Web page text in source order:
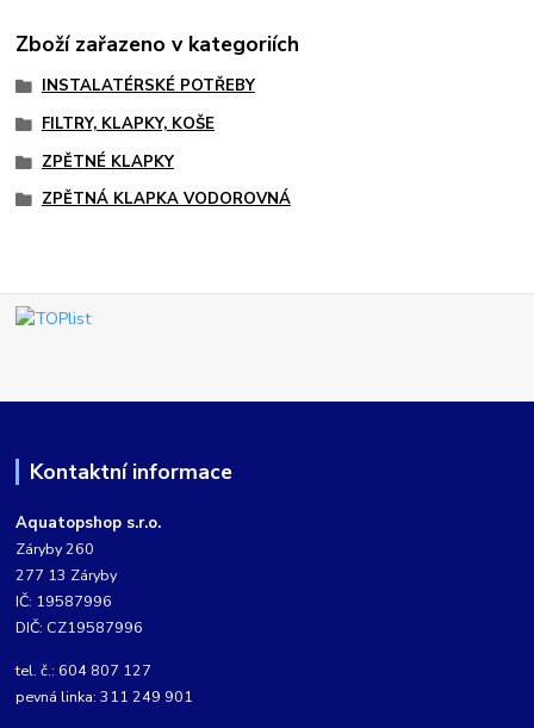
Zboží zařazeno v kategoriích
INSTALATÉRSKÉ POTŘEBY
FILTRY, KLAPKY, KOŠE
ZPĚTNÉ KLAPKY
ZPĚTNÁ KLAPKA VODOROVNÁ
Kontaktní informace
Aquatopshop s.r.o.
Záryby 260
277 13 Záryby
IČ: 19587996
DIČ: CZ19587996
tel. č.: 604 807 127
pevná linka: 311 249 901